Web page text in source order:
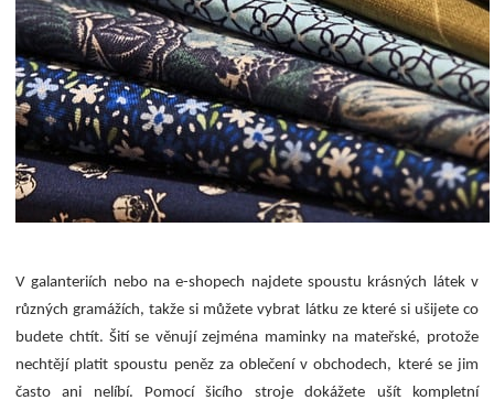
V galanteriích nebo na e-shopech najdete spoustu krásných látek v
různých gramážích, takže si můžete vybrat látku ze které si ušijete co
budete chtít. Šití se věnují zejména maminky na mateřské, protože
nechtějí platit spoustu peněz za oblečení v obchodech, které se jim
často ani nelíbí. Pomocí šicího stroje dokážete ušít kompletní